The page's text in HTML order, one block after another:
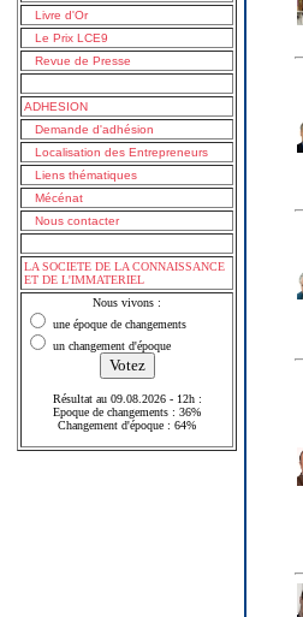
Livre d'Or
Le Prix LCE9
Revue de Presse
ADHESION
Demande d'adhésion
Localisation des Entrepreneurs
Liens thématiques
Mécénat
Nous contacter
LA SOCIETE DE LA CONNAISSANCE
ET DE L'IMMATERIEL
Nous vivons :
une époque de changements
un changement d'époque
Résultat au 09.08.2026 - 12h :
Epoque de changements : 36%
Changement d'époque : 64%